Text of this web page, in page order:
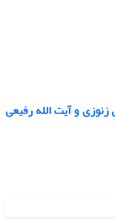
و آیت الله رفیعی